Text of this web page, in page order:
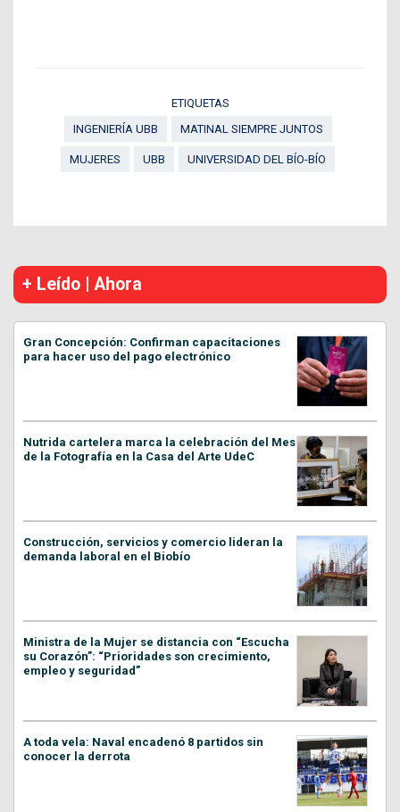
ETIQUETAS
INGENIERÍA UBB
MATINAL SIEMPRE JUNTOS
MUJERES UBB UNIVERSIDAD DEL BÍO-BÍO
+ Leído | Ahora
Gran Concepción: Confirman capacitaciones
para hacer uso del pago electrónico
Nutrida cartelera marca la celebración del Mes
de la Fotografía en la Casa del Arte UdeC
Construcción, servicios y comercio lideran la
demanda laboral en el Biobío
Ministra de la Mujer se distancia con “Escucha
su Corazón”: “Prioridades son crecimiento,
empleo y seguridad”
A toda vela: Naval encadenó 8 partidos sin
conocer la derrota